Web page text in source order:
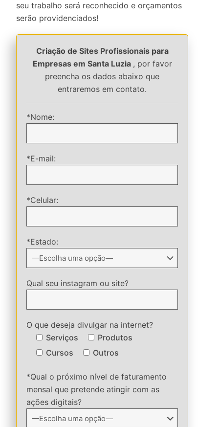
seu trabalho será reconhecido e orçamentos
serão providenciados!
Criação de Sites Profissionais para
Empresas em Santa Luzia , por favor
preencha os dados abaixo que
entraremos em contato.
*Nome:
*E-mail:
*Celular:
*Estado:
Qual seu instagram ou site?
O que deseja divulgar na internet?
Serviços
Produtos
Cursos
Outros
*Qual o próximo nível de faturamento
mensal que pretende atingir com as
ações digitais?